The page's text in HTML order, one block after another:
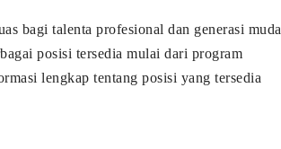
bagi talenta profesional dan generasi muda
posisi tersedia mulai dari program
lengkap tentang posisi yang tersedia